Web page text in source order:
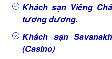
Khách sạn Viêng
tương đương.
Khách sạn
(Casino)